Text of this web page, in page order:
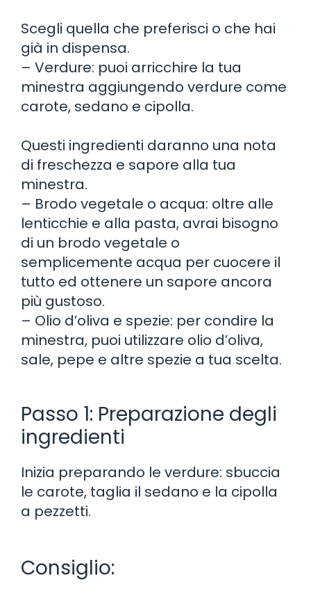
Scegli quella che preferisci o che hai
già in dispensa.
– Verdure: puoi arricchire la tua
minestra aggiungendo verdure come
carote, sedano e cipolla.
Questi ingredienti daranno una nota
di freschezza e sapore alla tua
minestra.
– Brodo vegetale o acqua: oltre alle
lenticchie e alla pasta, avrai bisogno
di un brodo vegetale o
semplicemente acqua per cuocere il
tutto ed ottenere un sapore ancora
più gustoso.
– Olio d’oliva e spezie: per condire la
minestra, puoi utilizzare olio d’oliva,
sale, pepe e altre spezie a tua scelta.
Passo 1: Preparazione degli
ingredienti
Inizia preparando le verdure: sbuccia
le carote, taglia il sedano e la cipolla
a pezzetti.
Consiglio: